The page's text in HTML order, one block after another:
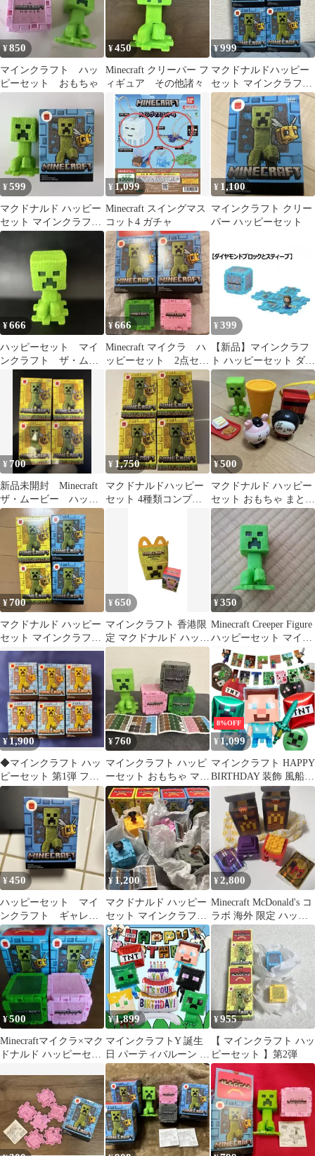
¥850
マインクラフト ハッ
ピーセット おもちゃ
¥450
Minecraft クリーパー フ
ィギュア その他諸々
¥999
マクドナルドハッピー
セット マインクラフト
第1弾3種4個
¥599
マクドナルド ハッピー
セット マインクラフト
クリーパー
¥ 1,099
Minecraft スイングマス
コット4 ガチャ
¥ 1,100
マインクラフト クリー
パー ハッピーセット
¥666
ハッピーセット マイ
ンクラフト ザ・ムー
¥666
Minecraft マイクラ ハ
ッピーセット 2点セッ
ト
¥399
【新品】マインクラフ
ト ハッピーセット ダイ
ヤモンドブロック＆ス
ティーブ
¥ 700
新品未開封 Minecraft
ザ・ムービー ハッピ
ーセット付録4点
¥ 1,750
マクドナルドハッピー
セット 4種類コンプリ
¥500
マクドナルド ハッピー
セット おもちゃ まとめ
売り
¥700
マクドナルド ハッピー
セット マインクラフト
第1弾 第2弾の4個セッ
ト
¥650
マインクラフト 香港限
定 マクドナルド ハッピ
ーセット
¥350
Minecraft Creeper Figure
ハッピーセット マイン
クラフト
¥1,900
◆マインクラフト ハッ
ピーセット 第1弾 フル
コンプ＋2個 ◇新品未
使用◆
¥760
マインクラフト ハッピ
ーセット おもちゃ マイ
クラ まとめ売り
8%OFF
¥1,099
マインクラフト HAPPY
BIRTHDAY 装飾 風船
誕生日 飾り付け バルー
ン パーティー
¥450
ハッピーセット マイ
ンクラフト ギャレッ
ト
¥ 1,200
マクドナルド ハッピー
セット マインクラフト
フィギュア 4種
¥2,800
Minecraft McDonald's コ
ラボ 海外 限定 ハッピ
ーセット
¥500
Minecraftマイクラ×マク
ドナルド ハッピーセッ
¥1,899
マインクラフトY 誕生
日 パーティバルーン ガ
ーランドセット バルー
ン 飾り付け ハッピーバ
ースデー 風船 プレゼン
ト マイクラ 男の子 子
供 キッズ Minecraft ブ
ロック ゲーム 建築 世
界 女の子 記念日 グッ
¥955
【 マインクラフト ハッ
ピーセット 】第2弾